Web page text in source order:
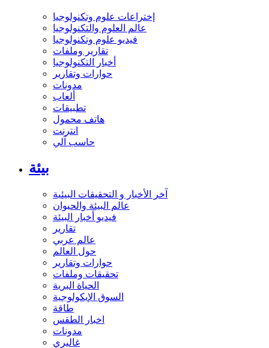
إختراعات علوم وتكنولوجيا
عالم العلوم والتكنولوجيا
فيديو علوم وتكنولوجيا
تقارير وملفات
أخبار التكنولوجيا
حوارات وتقارير
مدونات
ألعاب
تطبيقات
هاتف محمول
انترنت
حاسب آلي
بيئة
آخر الأخبار و التحقيقات البيئية
عالم البيئة والحيوان
فيديو أخبار البيئة
تقارير
عالم عربي
حول العالم
حوارات وتقارير
تحقيقات وملفات
الحياة البرية
السوق الإيكولوجية
طاقة
اخبار الطقس
مدونات
غاليري